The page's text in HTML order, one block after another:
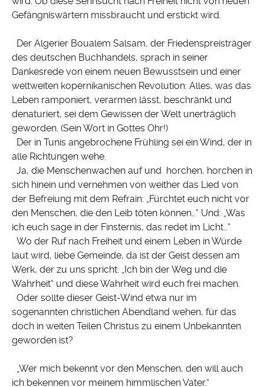
Gefängniswärtern missbraucht und erstickt wird.
Der Algerier Boualem Salsam, der Friedenspreisträger
des deutschen Buchhandels, sprach in seiner
Dankesrede von einem neuen Bewusstsein und einer
weltweiten kopernikanischen Revolution: Alles, was das
Leben ramponiert, verarmen lässt, beschränkt und
denaturiert, sei dem Gewissen der Welt unerträglich
geworden. (Sein Wort in Gottes Ohr!)
Der in Tunis angebrochene Frühling sei ein Wind, der in
alle Richtungen wehe.
Ja, die Menschenwachen auf und horchen, horchen in
sich hinein und vernehmen von weither das Lied von
der Befreiung mit dem Refrain: „Fürchtet euch nicht vor
den Menschen, die den Leib töten können…“ Und: „Was
ich euch sage in der Finsternis, das redet im Licht…“
Wo der Ruf nach Freiheit und einem Leben in Würde
laut wird, liebe Gemeinde, da ist der Geist dessen am
Werk, der zu uns spricht: „Ich bin der Weg und die
Wahrheit“ und diese Wahrheit wird euch frei machen.
Oder sollte dieser Geist-Wind etwa nur im
sogenannten christlichen Abendland wehen, für das
doch in weiten Teilen Christus zu einem Unbekannten
geworden ist?
„Wer mich bekennt vor den Menschen, den will auch
ich bekennen vor meinem himmlischen Vater.“